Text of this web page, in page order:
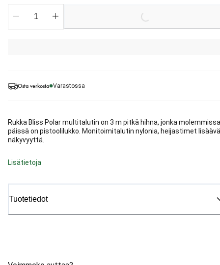
Osta verkosta Varastossa
Rukka Bliss Polar multitalutin on 3 m pitkä hihna, jonka molemmissa
päissä on pistoolilukko. Monitoimitalutin nylonia, heijastimet
näkyvyyttä.
Lisätietoja
Tuotetiedot